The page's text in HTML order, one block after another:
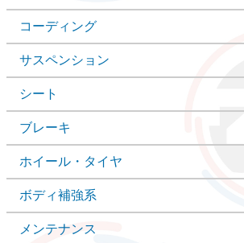
コーディング
サスペンション
シート
ブレーキ
ホイール・タイヤ
ボディ補強系
メンテナンス